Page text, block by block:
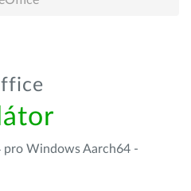
pro Windows Aarch64 -